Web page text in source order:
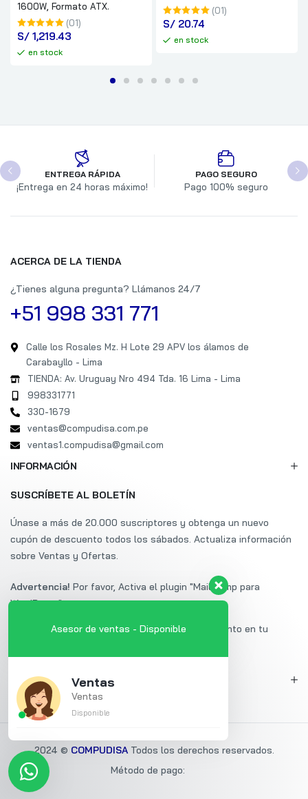
1600W, Formato ATX.
(01)
S/ 1,219.43
en stock
(01)
S/ 20.74
en stock
ENTREGA RÁPIDA
¡Entrega en 24 horas máximo!
PAGO SEGURO
Pago 100% seguro
ACERCA DE LA TIENDA
¿Tienes alguna pregunta? Llámanos 24/7
+51 998 331 771
Calle los Rosales Mz. H Lote 29 APV los álamos de
Carabayllo - Lima
TIENDA: Av. Uruguay Nro 494 Tda. 16 Lima - Lima
998331771
330-1679
ventas@compudisa.com.pe
ventas1.compudisa@gmail.com
INFORMACIÓN
MI CUENTA
SUSCRÍBETE AL BOLETÍN
Únase a más de 20.000 suscriptores y obtenga un nuevo
cupón de descuento todos los sábados. Actualiza información
sobre Ventas y Ofertas.
Advertencia! Por favor, Activa el plugin "Mailchimp para
WordPress".
Suscríbete a Uminex y obtén un 20% de descuento en tu
2024 © COMPUDISATodos los derechos reservados.
Método de pago:
Asesor de ventas - Disponible
Ventas
Ventas
Disponible